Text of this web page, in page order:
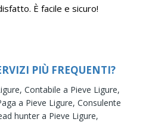
È facile e sicuro!
PIÙ FREQUENTI?
Contabile a Pieve Ligure,
a Pieve Ligure, Consulente
hunter a Pieve Ligure,